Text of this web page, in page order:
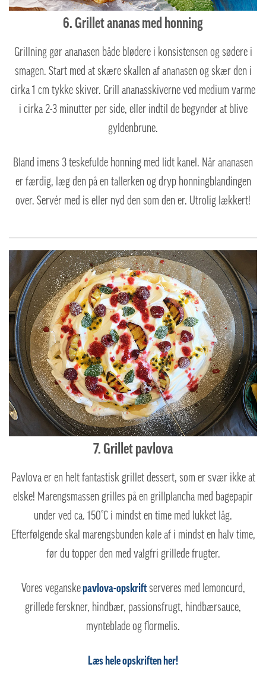
6. Grillet ananas med honning
Grillning gør ananasen både blødere i konsistensen og sødere i
smagen. Start med at skære skallen af ananasen og skær den i
cirka 1 cm tykke skiver. Grill ananasskiverne ved medium varme
i cirka 2-3 minutter per side, eller indtil de begynder at blive
gyldenbrune.
Bland imens 3 teskefulde honning med lidt kanel. Når ananasen
er færdig, læg den på en tallerken og dryp honningblandingen
over. Servér med is eller nyd den som den er. Utrolig lækkert!
7. Grillet pavlova
Pavlova er en helt fantastisk grillet dessert, som er svær ikke at
elske! Marengsmassen grilles på en grillplancha med bagepapir
under ved ca. 150°C i mindst en time med lukket låg.
Efterfølgende skal marengsbunden køle af i mindst en halv time,
før du topper den med valgfri grillede frugter.
Vores veganskepavlova-opskriftserveres med lemoncurd,
grillede ferskner, hindbær, passionsfrugt, hindbærsauce,
mynteblade og flormelis.
Læs hele opskriften her!